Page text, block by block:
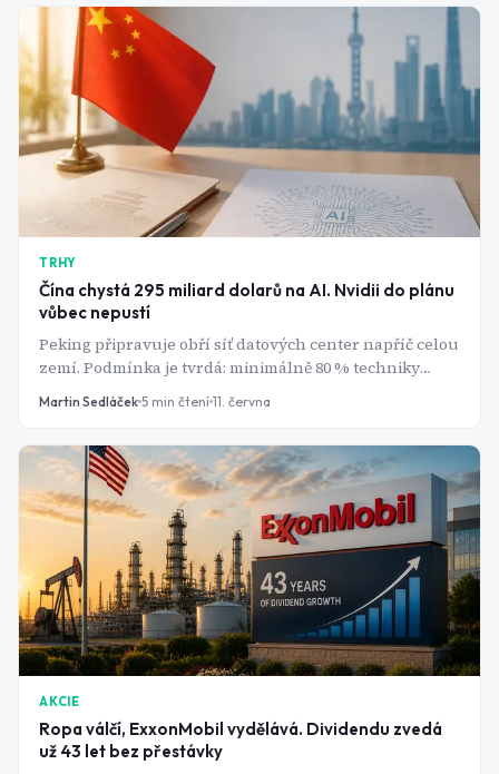
TRHY
Čína chystá 295 miliard dolarů na AI. Nvidii do plánu
vůbec nepustí
Peking připravuje obří síť datových center napříč celou
zemí. Podmínka je tvrdá: minimálně 80 % techniky
musí být čínské. Pro Huawei je to jízdenka k dominanci,
Martin Sedláček 5 min čtení 11. června
AKCIE
Ropa válčí, ExxonMobil vydělává. Dividendu zvedá
už 43 let bez přestávky